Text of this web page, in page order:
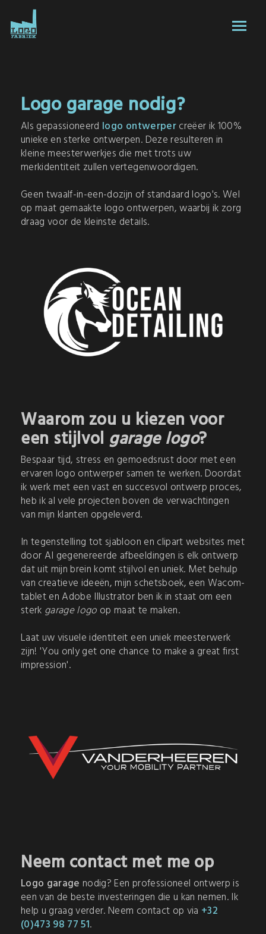
Logo garage nodig?
Als gepassioneerd logo ontwerpercreëer ik 100%
unieke en sterke ontwerpen. Deze resulteren in
kleine meesterwerkjes die met trots uw
merkidentiteit zullen vertegenwoordigen.
Geen twaalf-in-een-dozijn of standaard logo's. Wel
op maat gemaakte logo ontwerpen, waarbij ik zorg
draag voor de kleinste details.
Waarom zou u kiezen voor
een stijlvol garage logo?
Bespaar tijd, stress en gemoedsrust door met een
ervaren logo ontwerper samen te werken. Doordat
ik werk met een vast en succesvol ontwerp proces,
heb ik al vele projecten boven de verwachtingen
van mijn klanten opgeleverd.
In tegenstelling tot sjabloon en clipart websites met
door AI gegenereerde afbeeldingen is elk ontwerp
dat uit mijn brein komt stijlvol en uniek. Met behulp
van creatieve ideeën, mijn schetsboek, een Wacom-
tablet en Adobe Illustrator ben ik in staat om een
sterk garage logo op maat te maken.
Laat uw visuele identiteit een uniek meesterwerk
zijn! 'You only get one chance to make a great first
impression'.
Neem contact met me op
Logo garage nodig? Een professioneel ontwerp is
een van de beste investeringen die u kan nemen. Ik
help u graag verder. Neem contact op via +32
(0)473 98 77 51.